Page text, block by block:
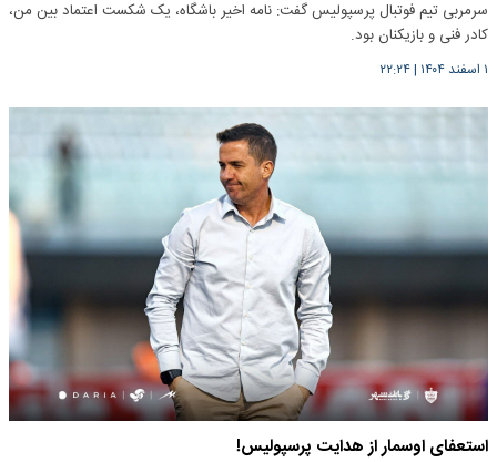
سرمربی تیم فوتبال پرسپولیس گفت: نامه اخیر باشگاه، یک شکست اعتماد بین من،
کادر فنی و بازیکنان بود.
۱ اسفند ۱۴۰۴ |۲۲:۲۴
استعفای اوسمار از هدایت پرسپولیس!